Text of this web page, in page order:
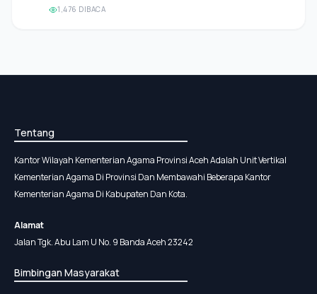
1,476 DIBACA
Tentang
Kantor Wilayah Kementerian Agama Provinsi Aceh Adalah Unit Vertikal
Kementerian Agama Di Provinsi Dan Membawahi Beberapa Kantor
Kementerian Agama Di Kabupaten Dan Kota.
Alamat
Jalan Tgk. Abu Lam U No. 9 Banda Aceh 23242
Bimbingan Masyarakat